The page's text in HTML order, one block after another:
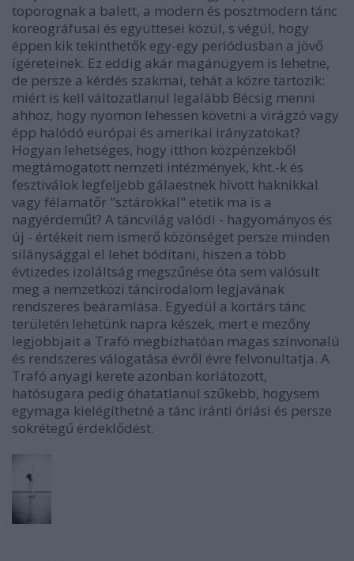
toporognak a balett, a modern és posztmodern tánc
koreográfusai és együttesei közül, s végül, hogy
éppen kik tekinthetők egy-egy periódusban a jövő
ígéreteinek. Ez eddig akár magánügyem is lehetne,
de persze a kérdés szakmai, tehát a közre tartozik:
miért is kell változatlanul legalább Bécsig menni
ahhoz, hogy nyomon lehessen követni a virágzó vagy
épp halódó európai és amerikai irányzatokat?
Hogyan lehetséges, hogy itthon közpénzekből
megtámogatott nemzeti intézmények, kht.-k és
fesztiválok legfeljebb gálaestnek hívott haknikkal
vagy félamatőr "sztárokkal" etetik ma is a
nagyérdeműt? A táncvilág valódi - hagyományos és
új - értékeit nem ismerő közönséget persze minden
silánysággal el lehet bódítani, hiszen a több
évtizedes izoláltság megszűnése óta sem valósult
meg a nemzetközi táncirodalom legjavának
rendszeres beáramlása. Egyedül a kortárs tánc
területén lehetünk napra készek, mert e mezőny
legjobbjait a Trafó megbízhatóan magas színvonalú
és rendszeres válogatása évről évre felvonultatja. A
Trafó anyagi kerete azonban korlátozott,
hatósugara pedig óhatatlanul szűkebb, hogysem
egymaga kielégíthetné a tánc iránti óriási és persze
sokrétegű érdeklődést.